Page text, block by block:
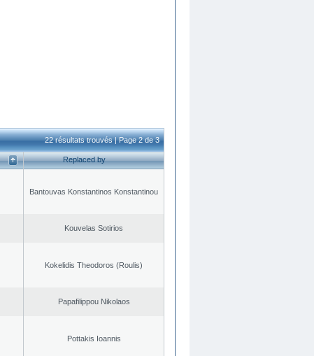
22 résultats trouvés | Page 2 de 3
Replaced by
Bantouvas Konstantinos Konstantinou
Kouvelas Sotirios
Kokelidis Theodoros (Roulis)
Papafilippou Nikolaos
Pottakis Ioannis